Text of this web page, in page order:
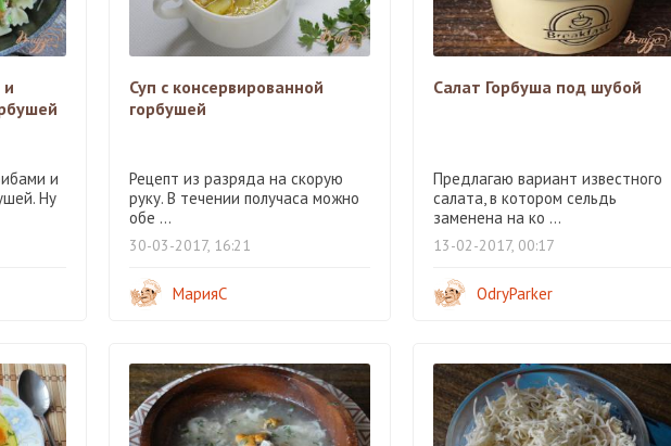
и
Ну
Суп с консервированной
горбушей
Рецепт из разряда на скорую
руку. В течении получаса можно
обе ...
30-03-2017, 16:21
МарияС
Салат Горбуша под шубой
Предлагаю вариант известного
салата, в котором сельдь
заменена на ко ...
13-02-2017, 00:17
OdryParker